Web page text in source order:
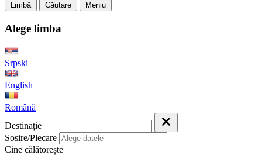
Limbă Căutare Meniu
Alege limba
Srpski
English
Română
Destinație
Sosire/Plecare
Cine călătorește